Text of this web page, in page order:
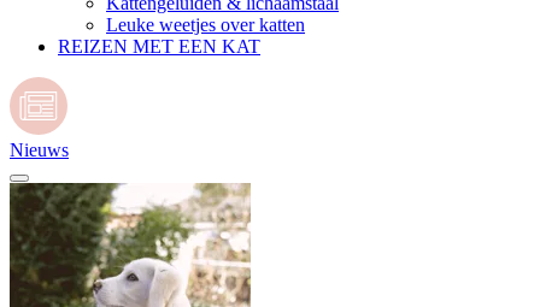
Leuke weetjes over katten
REIZEN MET EEN KAT
Nieuws